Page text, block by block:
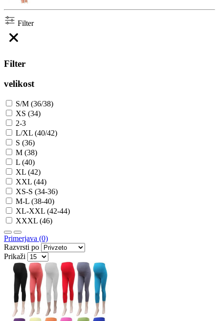
Filter
Filter
velikost
S/M (36/38)
XS (34)
2-3
L/XL (40/42)
S (36)
M (38)
L (40)
XL (42)
XXL (44)
XS-S (34-36)
M-L (38-40)
XL-XXL (42-44)
XXXL (46)
Primerjava (0)
Razvrsti po
Prikaži